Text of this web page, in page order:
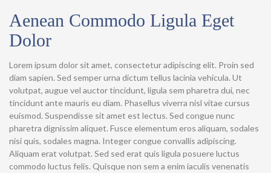
Aenean Commodo Ligula Eget
Dolor
Lorem ipsum dolor sit amet, consectetur adipiscing elit. Proin sed
diam sapien. Sed semper urna dictum tellus lacinia vehicula. Ut
volutpat, augue vel auctor tincidunt, ligula sem pharetra dui, nec
tincidunt ante mauris eu diam. Phasellus viverra nisl vitae cursus
euismod. Suspendisse sit amet est lectus. Sed congue nunc
pharetra dignissim aliquet. Fusce elementum eros aliquam, sodales
nisi quis, sodales magna. Integer congue convallis adipiscing.
Aliquam erat volutpat. Sed sed erat quis ligula posuere luctus
commodo luctus felis. Quisque non sem a enim iaculis venenatis